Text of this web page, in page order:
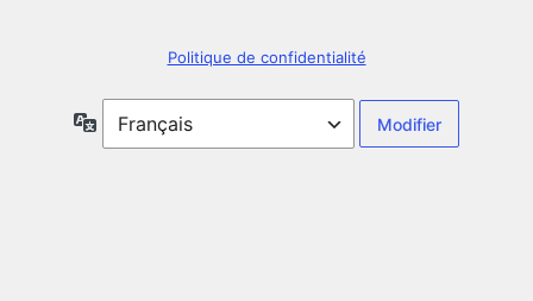
Politique de confidentialité
Langue